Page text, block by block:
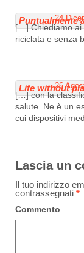
Puntualmente
24
[…] Chiediamo ai
riciclata e senza
Life without
26
[…] con la
salute. Ne è un
cui dispositivi
Lascia un
Il tuo indirizzo
contrassegnati *
Commento